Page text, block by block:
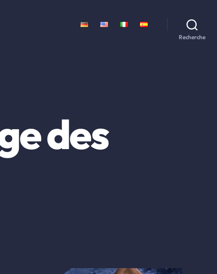
Recherche
des